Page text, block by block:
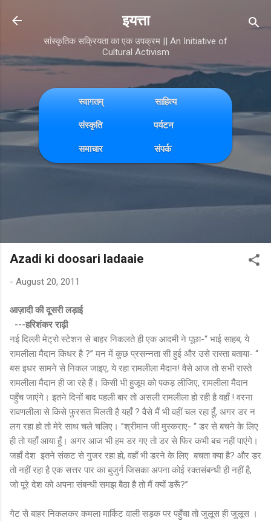
Skip to main content
इयत्ता
सांस्कृतिक सक्रियता का एक उपक्रम || An Initiative of
Cultural Activism
स्वागतम् साहित्य
संस्कृति पर्यटन
समाचार संपर्क
Azadi ki doosari ladaaie
- August 20, 2011
आज़ादी की दूसरी लड़ाई
---हरिशंकर राढ़ी
नई दिल्ली मेट्रो स्टेशन से बाहर निकलते ही एक आदमी ने पूछा-‘‘ भाई साहब, ये
रामलीला मैदान किधर है ?’’ मन में कुछ प्रसन्नता सी हुई और उसे रास्ता बताया- ‘‘
बस इधर सामने से निकल जाइए, ये रहा रामलीला मैदान! वैसे आज तो सभी रास्ते
रामलीला मैदान ही जा रहे हैं। किसी भी हुजूम को पकड़ लीजिए, रामलीला मैदान
पहुँच जाएंगे। इतने दिनों बाद पहली बार तो असली रामलीला हो रही है वहाँ ! वरना
रावणलीला से किसे फुरसत मिलती है यहाँ ? वैसे मैं भी वहीं चल रहा हूँ, अगर डर न
लग रहा हो तो मेरे साथ चले चलिए। ’’श्रीमान जी मुस्कराए- ‘‘ डर से बचने के लिए
ही तो यहाँ आया हूँ। अगर आज भी हम डर गए तो डर से फिर कभी बच नहीं पाएंगे।
जहाँ देश इतने संकट से गुजर रहा हो, वहाँ भी डरने के लिए बचता क्या है? और डर
तो नहीं रहा है एक सत्तर पार का बुजुर्ग जिसका अपना कोई रक्तसंबन्धी ही नहीं है,
जो पूरे देश को अपना संबन्धी समझ बैठा है तो मैं क्यों डरूँ?’’
गेट से बाहर निकलकर कमला मार्किट वाली सड़क पर पहुँचा तो जुलूस ही जुलूस ।